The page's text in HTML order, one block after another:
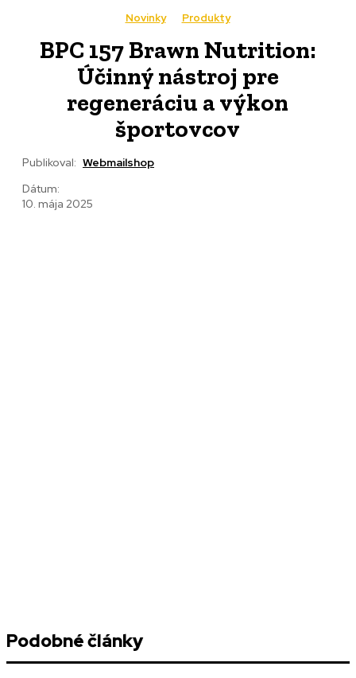
Novinky Produkty
BPC 157 Brawn Nutrition:
Účinný nástroj pre
regeneráciu a výkon
športovcov
Publikoval: Webmailshop
Dátum:
10. mája 2025
Podobné články